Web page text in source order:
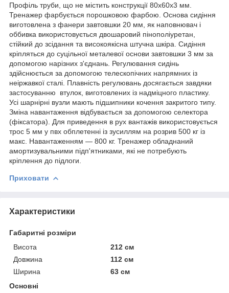
Профіль труби, що не містить конструкції 80х60х3 мм.
Тренажер фарбується порошковою фарбою. Основа сидіння
виготовлена з фанери завтовшки 20 мм, як наповнювач і
оббивка використовується двошаровий пінополіуретан,
стійкий до зсідання та високоякісна штучна шкіра. Сидіння
кріпляться до суцільної металевої основи завтовшки 3 мм за
допомогою нарізних з'єднань. Регулювання сидінь
здійснюється за допомогою телескопічних напрямних із
неіржавкої сталі. Плавність регулювань досягається завдяки
застосуванню втулок, виготовлених із надміцного пластику.
Усі шарнірні вузли мають підшипники кочення закритого типу.
Зміна навантаження відбувається за допомогою селектора
(фіксатора). Для приведення в рух вантажів використовується
трос 5 мм у пвх обплетенні із зусиллям на розрив 500 кг із
макс. Навантаженням — 800 кг. Тренажер обладнаний
амортизувальними підп'ятниками, які не потребують
кріплення до підлоги.
Приховати
Характеристики
Габаритні розміри
Висота
212 см
Довжина
112 см
Ширина
63 см
Основні